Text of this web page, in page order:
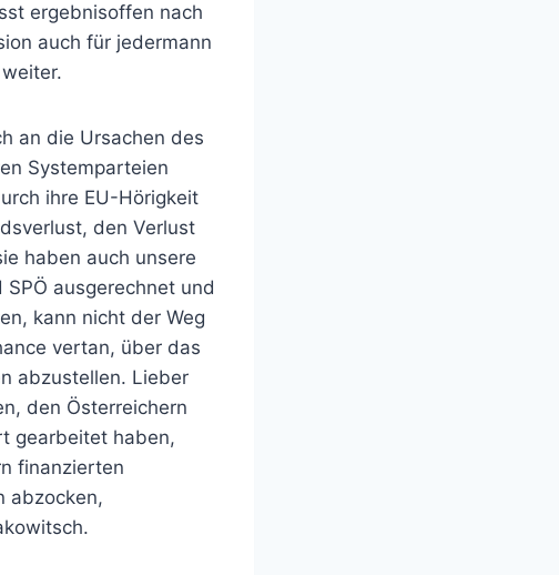
ergebnisoffen nach
auch für jedermann
an die Ursachen des
Systemparteien
ihre EU-Hörigkeit
den Verlust
haben auch unsere
SPÖ ausgerechnet und
kann nicht der Weg
vertan, über das
abzustellen. Lieber
den Österreichern
gearbeitet haben,
finanzierten
abzocken,